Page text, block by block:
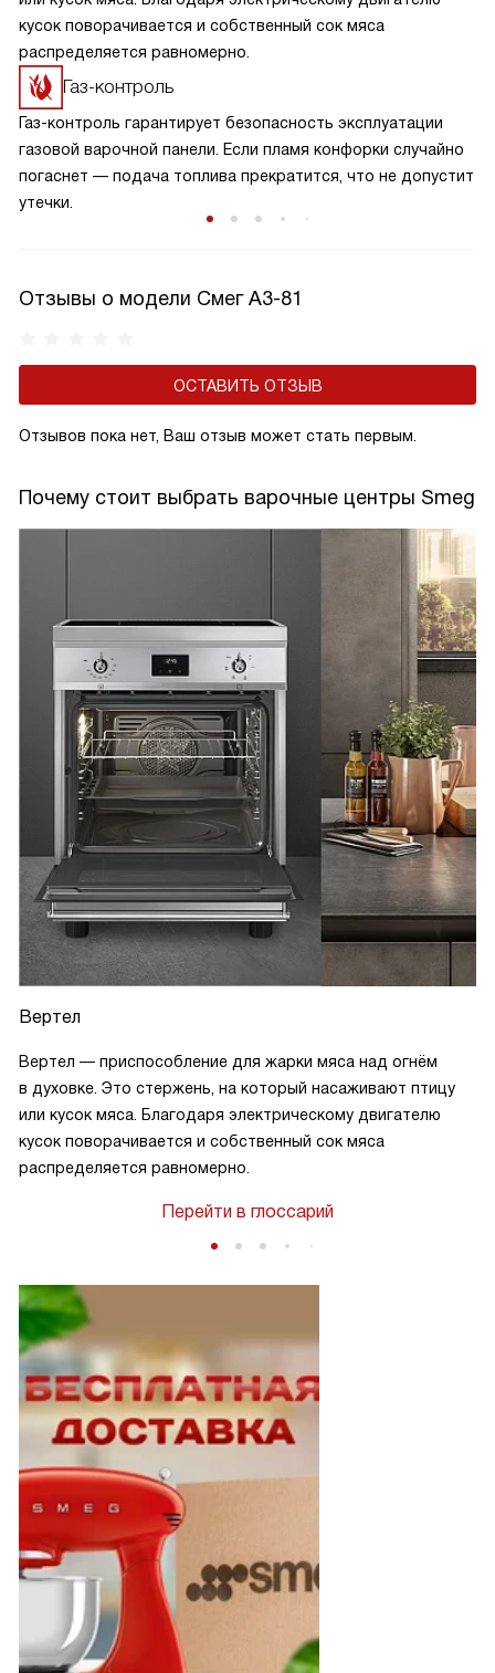
кусок поворачивается и собственный сок мяса
распределяется равномерно.
Газ-контроль
Газ-контроль гарантирует безопасность эксплуатации
газовой варочной панели. Если пламя конфорки случайно
погаснет — подача топлива прекратится, что не допустит
утечки.
Отзывы о модели Смег A3-81
ОСТАВИТЬ ОТЗЫВ
Отзывов пока нет, Ваш отзыв может стать первым.
Почему стоит выбрать варочные центры Smeg
Вертел
Вертел — приспособление для жарки мяса над огнём
в духовке. Это стержень, на который насаживают птицу
или кусок мяса. Благодаря электрическому двигателю
кусок поворачивается и собственный сок мяса
распределяется равномерно.
Перейти в глоссарий